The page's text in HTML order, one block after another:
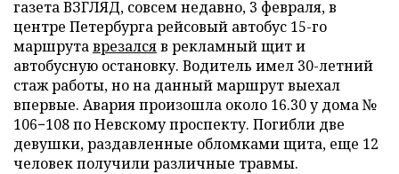
газета ВЗГЛЯД, совсем недавно, 3 февраля, в
центре Петербурга рейсовый автобус 15-го
маршрутаврезалсяв рекламный щит и
автобусную остановку. Водитель имел 30-летний
стаж работы, но на данный маршрут выехал
впервые. Авария произошла около 16.30 у дома №
106−108 по Невскому проспекту. Погибли две
девушки, раздавленные обломками щита, еще 12
человек получили различные травмы.